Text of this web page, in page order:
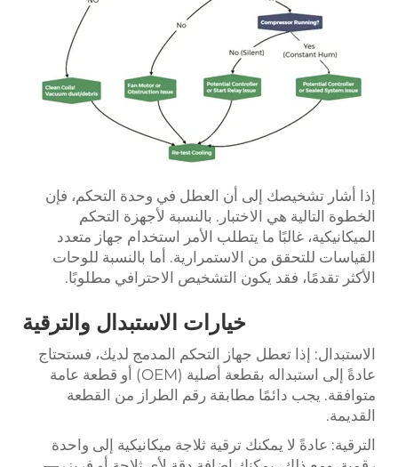
إذا أشار تشخيصك إلى أن العطل في وحدة التحكم، فإن
الخطوة التالية هي الاختبار. بالنسبة لأجهزة التحكم
الميكانيكية، غالبًا ما يتطلب الأمر استخدام جهاز متعدد
القياسات للتحقق من الاستمرارية. أما بالنسبة للوحات
الأكثر تقدمًا، فقد يكون التشخيص الاحترافي مطلوبًا.
خيارات الاستبدال والترقية
الاستبدال: إذا تعطل جهاز التحكم المدمج لديك، فستحتاج
عادةً إلى استبداله بقطعة أصلية (OEM) أو قطعة عامة
متوافقة. يجب دائمًا مطابقة رقم الطراز من القطعة
القديمة.
الترقية: عادةً لا يمكنك ترقية ثلاجة ميكانيكية إلى واحدة